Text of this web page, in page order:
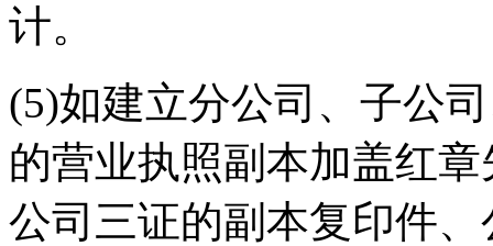
计。
(5)如建立分公司、子公
的营业执照副本加盖红
公司三证的副本复印件